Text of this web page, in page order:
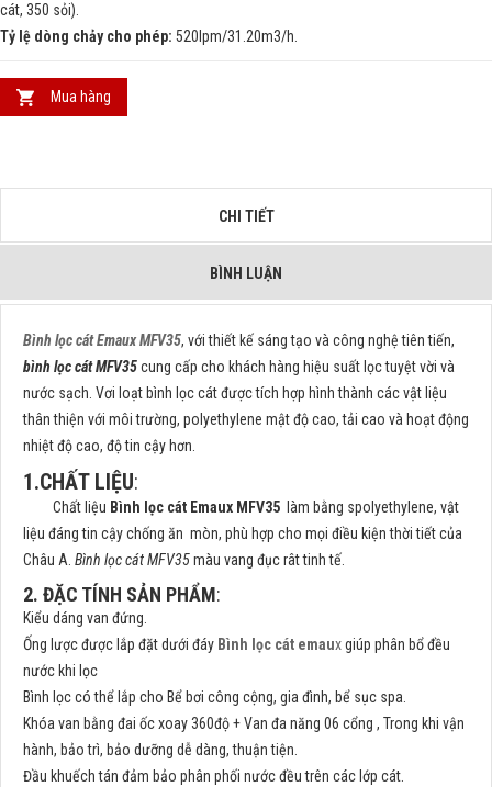
cát, 350 sỏi).
Tỷ lệ dòng chảy cho phép: 520lpm/31.20m3/h.
Mua hàng
CHI TIẾT
BÌNH LUẬN
Bình lọc cát Emaux MFV35, với thiết kế sáng tạo và công nghệ tiên tiến,
bình lọc cát MFV35cung cấp cho khách hàng hiệu suất lọc tuyệt vời và
nước sạch. Vơi loạt bình lọc cát được tích hợp hình thành các vật liệu
thân thiện với môi trường, polyethylene mật độ cao, tải cao và hoạt động
nhiệt độ cao, độ tin cậy hơn.
1.CHẤT LIỆU:
Chất liệu Bình lọc cát Emaux MFV35 làm bằng spolyethylene, vật
liệu đáng tin cậy chống ăn mòn, phù hợp cho mọi điều kiện thời tiết của
Châu A. Bình lọc cát MFV35màu vang đục rât tinh tế.
2. ĐẶC TÍNH SẢN PHẨM:
Kiểu dáng van đứng.
Ống lược được lắp đặt dưới đáy Bình lọc cát emauxgiúp phân bổ đều
nước khi lọc
Bình lọc có thể lắp cho Bể bơi công cộng, gia đình, bể sục spa.
Khóa van bằng đai ốc xoay 360độ + Van đa năng 06 cổng , Trong khi vận
hành, bảo trì, bảo dưỡng dễ dàng, thuận tiện.
Đầu khuếch tán đảm bảo phân phối nước đều trên các lớp cát.